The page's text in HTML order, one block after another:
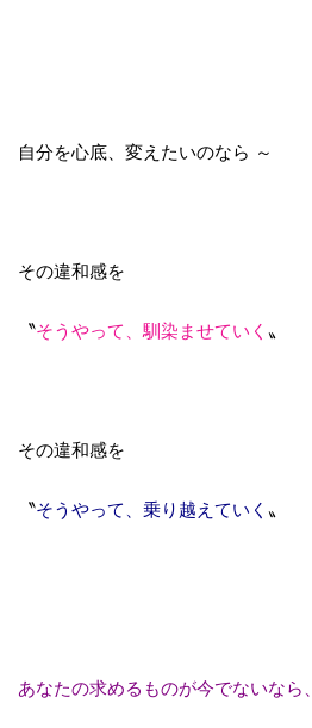
自分を心底、変えたいのなら ～
その違和感を
〝そうやって、馴染ませていく 〟
その違和感を
〝そうやって、乗り越えていく 〟
あなたの求めるものが今でないなら、